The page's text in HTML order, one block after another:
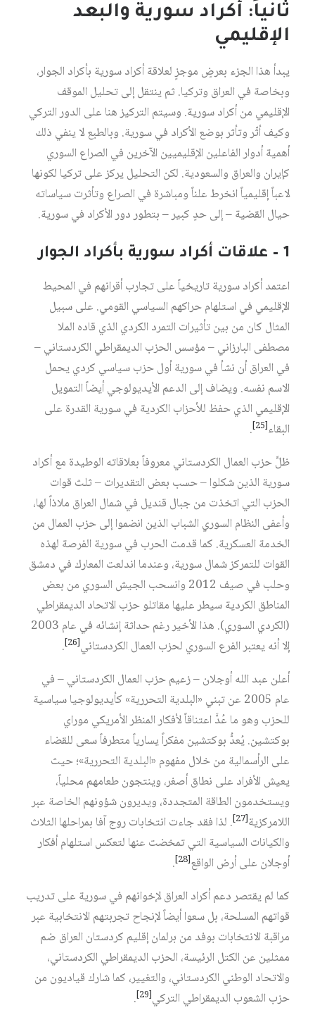
ثانياً: أكراد سورية والبعد
الإقليمي
يبدأ هذا الجزء بعرضٍ موجزٍ لعلاقة أكراد سورية بأكراد الجوار،
وبخاصة في العراق وتركيا. ثم ينتقل إلى تحليل الموقف
الإقليمي من أكراد سورية. وسيتم التركيز هنا على الدور التركي
وكيف أثّر وتأثر بوضع الأكراد في سورية. وبالطبع لا ينفي ذلك
أهمية أدوار الفاعلين الإقليميين الآخرين في الصراع السوري
كإيران والعراق والسعودية. لكن التحليل يركز على تركيا لكونها
لاعباً إقليمياً انخرط علناً ومباشرة في الصراع وتأثرت سياساته
حيال القضية – إلى حدٍ كبير – بتطور دور الأكراد في سورية.
1 – علاقات أكراد سورية بأكراد الجوار
اعتمد أكراد سورية تاريخياً على تجارب أقرانهم في المحيط
الإقليمي في استلهام حراكهم السياسي القومي. على سبيل
المثال كان من بين تأثيرات التمرد الكردي الذي قاده الملا
مصطفى البارزاني – مؤسس الحزب الديمقراطي الكردستاني –
في العراق أن نشأ في سورية أول حزب سياسي كردي يحمل
الاسم نفسه. ويضاف إلى الدعم الأيديولوجي أيضاً التمويل
الإقليمي الذي حفظ للأحزاب الكردية في سورية القدرة على
البقاء[25]
.
ظلَّ حزب العمال الكردستاني معروفاً بعلاقاته الوطيدة مع أكراد
سورية الذين شكلوا – حسب بعض التقديرات – ثلث قوات
الحزب التي اتخذت من جبال قنديل في شمال العراق ملاذاً لها،
وأعفى النظام السوري الشباب الذين انضموا إلى حزب العمال من
الخدمة العسكرية. كما قدمت الحرب في سورية الفرصة لهذه
القوات للتمركز شمال سورية، وعندما اندلعت المعارك في دمشق
وحلب في صيف 2012 وانسحب الجيش السوري من بعض
المناطق الكردية سيطر عليها مقاتلو حزب الاتحاد الديمقراطي
(الكردي السوري). هذا الأخير رغم حداثة إنشائه في عام 2003
إلا أنه يعتبر الفرع السوري لحزب العمال الكردستاني[26]
.
أعلن عبد الله أوجلان – زعيم حزب العمال الكردستاني – في
عام 2005 عن تبني «البلدية التحررية» كأيديولوجيا سياسية
للحزب وهو ما عُدَّ اعتناقاً لأفكار المنظر الأمريكي موراي
بوكتشين. يُعدُّ بوكتشين مفكراً يسارياً متطرفاً سعى للقضاء
على الرأسمالية من خلال مفهوم «البلدية التحررية»؛ حيث
يعيش الأفراد على نطاق أصغر، وينتجون طعامهم محلياً،
ويستخدمون الطاقة المتجددة، ويديرون شؤونهم الخاصة عبر
اللامركزية[27]
. لذا فقد جاءت انتخابات روج آفا بمراحلها الثلاث
والكيانات السياسية التي تمخضت عنها لتعكس استلهام أفكار
أوجلان على أرض الواقع[28]
.
كما لم يقتصر دعم أكراد العراق لإخوانهم في سورية على تدريب
قواتهم المسلحة، بل سعوا أيضاً لإنجاح تجربتهم الانتخابية عبر
مراقبة الانتخابات بوفد من برلمان إقليم كردستان العراق ضم
ممثلين عن الكتل الرئيسة، الحزب الديمقراطي الكردستاني،
والاتحاد الوطني الكردستاني، والتغيير، كما شارك قياديون من
حزب الشعوب الديمقراطي التركي[29]
.